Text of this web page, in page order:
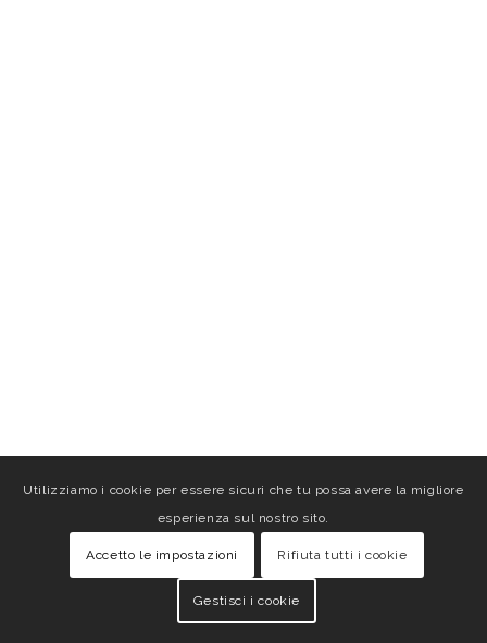
Utilizziamo i cookie per essere sicuri che tu possa avere la migliore
esperienza sul nostro sito.
Accetto le impostazioni Rifiuta tutti i cookie
Gestisci i cookie